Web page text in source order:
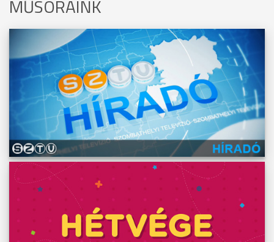
MŰSORAINK